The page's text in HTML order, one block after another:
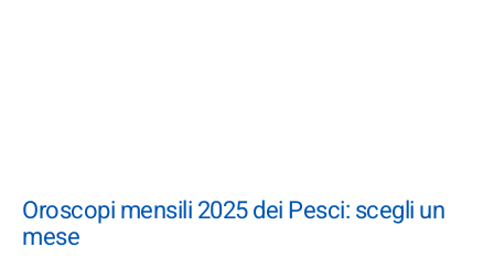
Oroscopi mensili 2025 dei Pesci: scegli un
mese